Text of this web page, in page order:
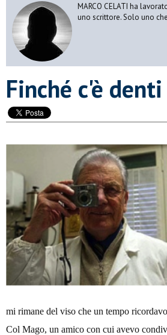
MARCO CELATI ha
uno scrittore. Solo uno
Finché c'è
mi rimane del viso che un tempo
Col Mago, un amico con cui avevo